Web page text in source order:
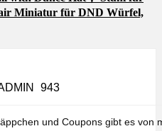
Miniatur für DND Würfel,
943
und Coupons gibt es von